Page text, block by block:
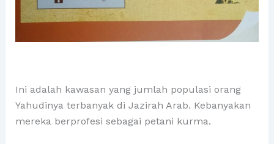
Ini adalah kawasan yang jumlah populasi orang
Yahudinya terbanyak di Jazirah Arab. Kebanyakan
mereka berprofesi sebagai petani kurma.